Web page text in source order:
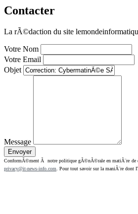
Contacter
La rÃ©daction du site
Votre Nom
Votre Email
Objet
Message
ConformÃ©ment Ã notre politique gÃ©nÃ©rale en matiÃ¨re de
privacy@it-news-info.com . Pour tout savoir sur la maniÃ¨re